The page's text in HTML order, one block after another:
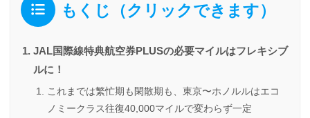
もくじ（クリックできます）
JAL国際線特典航空券PLUSの必要マイルはフレキシブ
ルに！
これまでは繁忙期も閑散期も、東京〜ホノルルはエコ
ノミークラス往復40,000マイルで変わらず一定